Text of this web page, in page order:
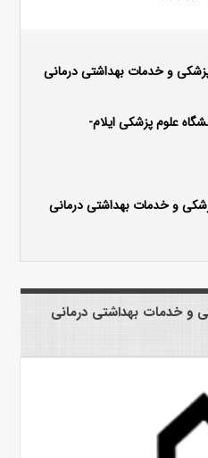
و خدمات بهداشتی درمانی
علوم پزشکی ایلام-
و خدمات بهداشتی درمانی
و خدمات بهداشتی درمانی